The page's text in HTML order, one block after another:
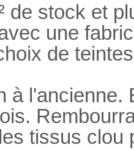
de stock et
une
de
à
tissus clou